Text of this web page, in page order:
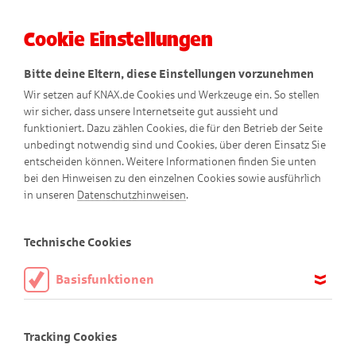
Coole Suchspiele
Viel Spaß beim Finden!
Bist du gut darin Sachen zu entdecken? Dann bist du hier
Cookie Einstellungen
Bitte deine Eltern, diese Einstellungen vorzunehmen
Wir setzen auf KNAX.de Cookies und Werkzeuge ein. So stellen
wir sicher, dass unsere Internetseite gut aussieht und
funktioniert. Dazu zählen Cookies, die für den Betrieb der Seite
unbedingt notwendig sind und Cookies, über deren Einsatz Sie
entscheiden können. Weitere Informationen finden Sie unten
bei den Hinweisen zu den einzelnen Cookies sowie ausführlich
in unseren Datenschutzhinweisen.
Technische Cookies
Basisfunktionen
aktiviert sein.
Tracking Cookies